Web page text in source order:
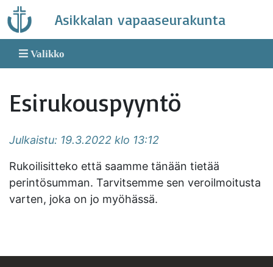
Skip
to
content
Asikkalan vapaaseurakunta
Valikko
Esirukouspyyntö
Julkaistu: 19.3.2022 klo 13:12
Rukoilisitteko että saamme tänään tietää
perintösumman. Tarvitsemme sen veroilmoitusta
varten, joka on jo myöhässä.